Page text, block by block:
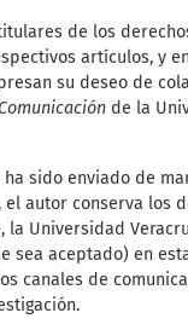
de los
artículos, y
su deseo de
de la
ha sido enviado de
autor conserva los
la Universidad
sea aceptado) en
canales de